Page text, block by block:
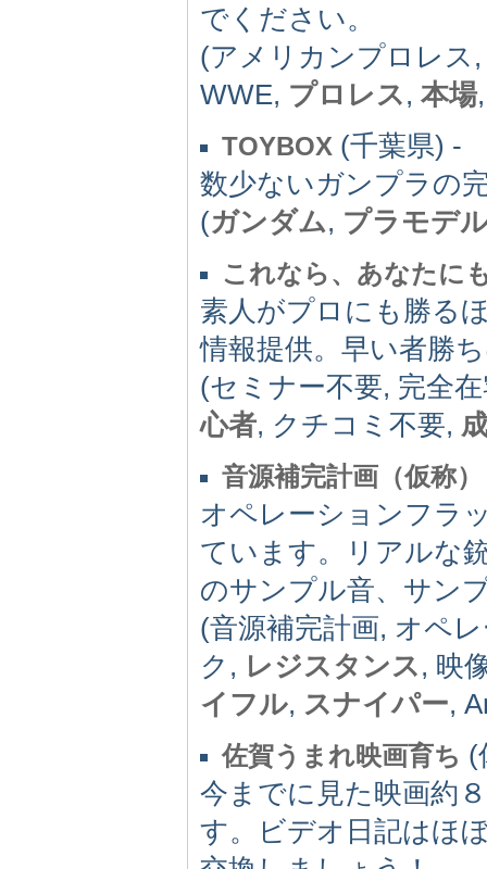
でください。
(アメリカンプロレ
WWE, プロレス, 本場
TOYBOX (千葉県) -
数少ないガンプラの
(ガンダム, プラモデ
これなら、あなたに
素人がプロにも勝る
情報提供。早い者勝
(セミナー不要, 完全
心者, クチコミ不要,
音源補完計画（仮称）
オペレーションフラ
ています。リアルな
のサンプル音、サン
(音源補完計画, オペ
ク, レジスタンス, 映
イフル, スナイパー,
佐賀うまれ映画育ち (
今までに見た映画約
す。ビデオ日記はほ